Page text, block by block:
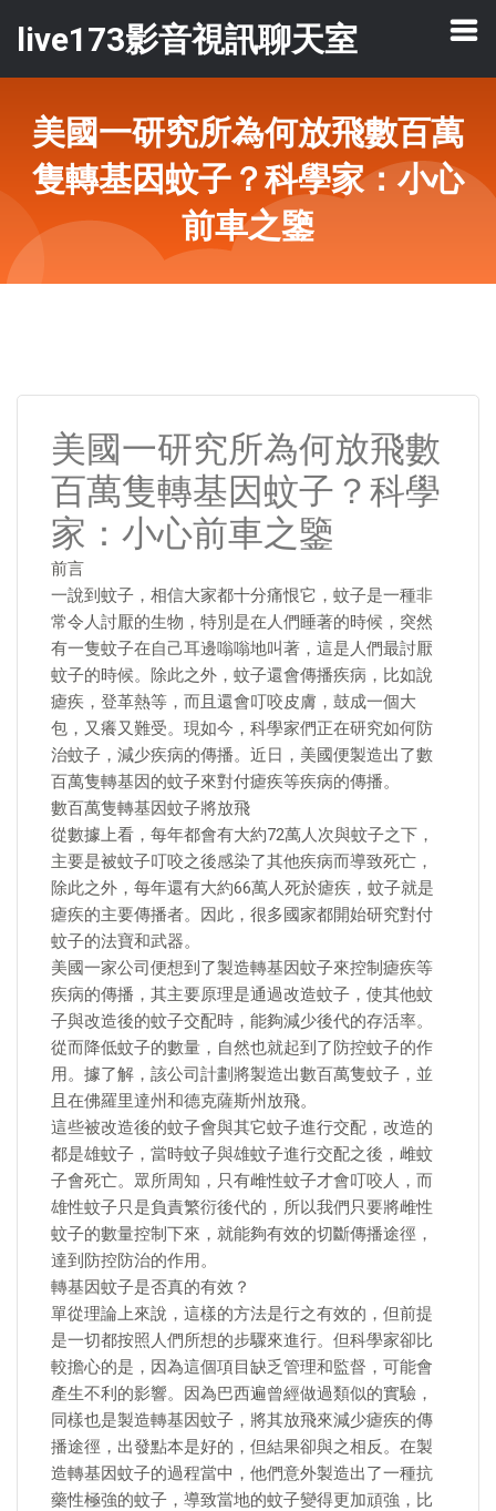
live173影音視訊聊天室
美國一研究所為何放飛數百萬
隻轉基因蚊子？科學家：小心
前車之鑒
美國一研究所為何放飛數
百萬隻轉基因蚊子？科學
家：小心前車之鑒
前言
一說到蚊子，相信大家都十分痛恨它，蚊子是一種非
常令人討厭的生物，特別是在人們睡著的時候，突然
有一隻蚊子在自己耳邊嗡嗡地叫著，這是人們最討厭
蚊子的時候。除此之外，蚊子還會傳播疾病，比如說
瘧疾，登革熱等，而且還會叮咬皮膚，鼓成一個大
包，又癢又難受。現如今，科學家們正在研究如何防
治蚊子，減少疾病的傳播。近日，美國便製造出了數
百萬隻轉基因的蚊子來對付瘧疾等疾病的傳播。
數百萬隻轉基因蚊子將放飛
從數據上看，每年都會有大約72萬人次與蚊子之下，
主要是被蚊子叮咬之後感染了其他疾病而導致死亡，
除此之外，每年還有大約66萬人死於瘧疾，蚊子就是
瘧疾的主要傳播者。因此，很多國家都開始研究對付
蚊子的法寶和武器。
美國一家公司便想到了製造轉基因蚊子來控制瘧疾等
疾病的傳播，其主要原理是通過改造蚊子，使其他蚊
子與改造後的蚊子交配時，能夠減少後代的存活率。
從而降低蚊子的數量，自然也就起到了防控蚊子的作
用。據了解，該公司計劃將製造出數百萬隻蚊子，並
且在佛羅里達州和德克薩斯州放飛。
這些被改造後的蚊子會與其它蚊子進行交配，改造的
都是雄蚊子，當時蚊子與雄蚊子進行交配之後，雌蚊
子會死亡。眾所周知，只有雌性蚊子才會叮咬人，而
雄性蚊子只是負責繁衍後代的，所以我們只要將雌性
蚊子的數量控制下來，就能夠有效的切斷傳播途徑，
達到防控防治的作用。
轉基因蚊子是否真的有效？
單從理論上來說，這樣的方法是行之有效的，但前提
是一切都按照人們所想的步驟來進行。但科學家卻比
較擔心的是，因為這個項目缺乏管理和監督，可能會
產生不利的影響。因為巴西遍曾經做過類似的實驗，
同樣也是製造轉基因蚊子，將其放飛來減少瘧疾的傳
播途徑，出發點本是好的，但結果卻與之相反。在製
造轉基因蚊子的過程當中，他們意外製造出了一種抗
藥性極強的蚊子，導致當地的蚊子變得更加頑強，比